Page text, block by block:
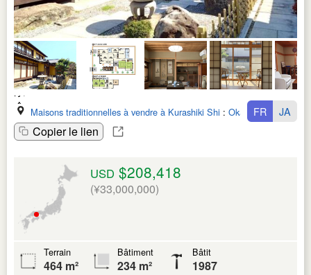
Maisons traditionnelles à vendre à Kurashiki Shi : Okayama Ken
Copier le lien
FR JA
USD $208,418
(¥33,000,000)
Terrain
464 m²
Bâtiment
234 m²
Bâtit
1987